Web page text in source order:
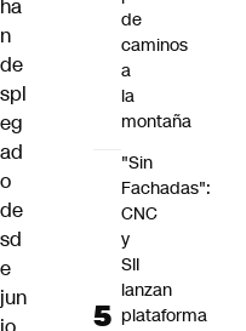
ha
n
de
spl
eg
ad
o
de
sd
e
jun
de
caminos
a
la
montaña
"Sin
Fachadas":
CNC
y
SII
lanzan
plataforma